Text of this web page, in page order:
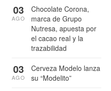
Chocolate Corona,
marca de Grupo
Nutresa, apuesta por
el cacao real y la
trazabilidad
03
AGO
Cerveza Modelo lanza
su “Modelito”
03
AGO